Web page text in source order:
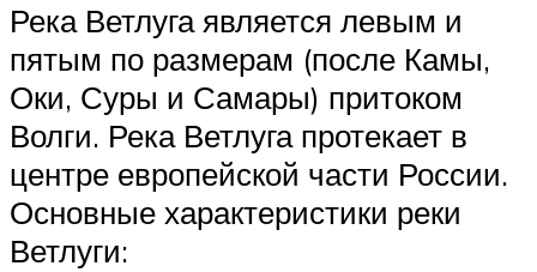
Река Ветлуга является левым и
пятым по размерам (после Камы,
Оки, Суры и Самары) притоком
Волги. Река Ветлуга протекает в
центре европейской части России.
Основные характеристики реки
Ветлуги: